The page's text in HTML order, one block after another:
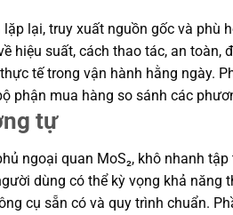
lặp lại, truy xuất nguồn gốc và
hiệu suất, cách thao tác, an
tế trong vận hành hằng ngày.
phận mua hàng so sánh các
tự
ngoại quan MoS₂, khô nhanh
dùng có thể kỳ vọng khả
cụ sẵn có và quy trình chuẩn.